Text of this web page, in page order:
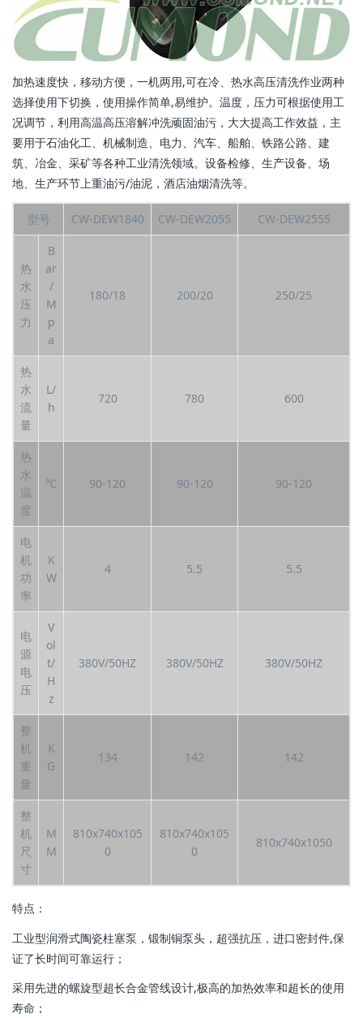
加热速度快，移动方便，一机两用,可在冷、热水高压清洗作业两种
选择使用下切换，使用操作简单,易维护。温度，压力可根据使用工
况调节，利用高温高压溶解冲洗顽固油污，大大提高工作效益，主
要用于石油化工、机械制造、电力、汽车、船舶、铁路公路、建
筑、冶金、采矿等各种工业清洗领域。设备检修、生产设备、场
地、生产环节上重油污/油泥，酒店油烟清洗等。
型号 CW-DEW1840 CW-DEW2055 CW-DEW2555
热
水
压
力
B
ar
/
M
p
a
180/18 200/20 250/25
热
水
流
量
L/
h
720 780 600
热
水
温
度
℃ 90-120 90-120 90-120
电
机
功
率
K
W
4 5.5 5.5
电
源
电
压
V
ol
t/
H
z
380V/50HZ 380V/50HZ 380V/50HZ
整
机
重
量
K
G
134 142 142
整
机
尺
寸
M
M
810x740x105
0
810x740x105
0
810x740x1050
特点：
工业型润滑式陶瓷柱塞泵，锻制铜泵头，超强抗压，进口密封件,保
证了长时间可靠运行；
采用先进的螺旋型超长合金管线设计,极高的加热效率和超长的使用
寿命；